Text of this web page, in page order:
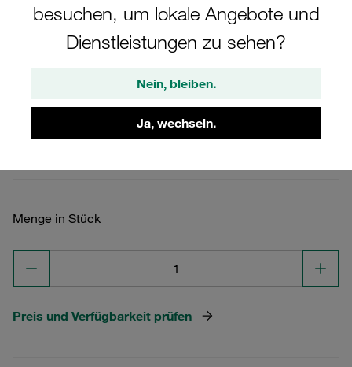
besuchen, um lokale Angebote und
Dienstleistungen zu sehen?
Nein, bleiben.
Ja, wechseln.
Schraube Anschweißpl.
STAUFF Materialnr. 1110012909
Menge in Stück
Preis und Verfügbarkeit prüfen